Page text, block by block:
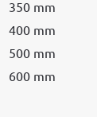
350 mm
400 mm
500 mm
600 mm